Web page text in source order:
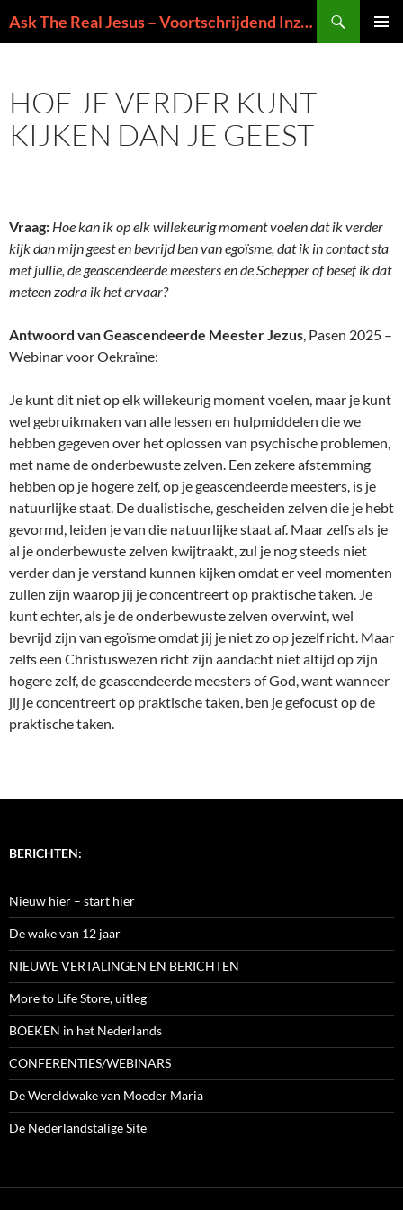
naar
Ask The Real Jesus – Voortschrijdend Inzicht in de Zin van het Leven
HOE JE VERDER KUNT
KIJKEN DAN JE GEEST
Vraag: Hoe kan ik op elk willekeurig moment voelen dat ik verder
kijk dan mijn geest en bevrijd ben van egoïsme, dat ik in contact sta
met jullie, de geascendeerde meesters en de Schepper of besef ik dat
meteen zodra ik het ervaar?
Antwoord van Geascendeerde Meester Jezus, Pasen 2025 –
Webinar voor Oekraïne:
Je kunt dit niet op elk willekeurig moment voelen, maar je kunt
wel gebruikmaken van alle lessen en hulpmiddelen die we
hebben gegeven over het oplossen van psychische problemen,
met name de onderbewuste zelven. Een zekere afstemming
hebben op je hogere zelf, op je geascendeerde meesters, is je
natuurlijke staat. De dualistische, gescheiden zelven die je hebt
gevormd, leiden je van die natuurlijke staat af. Maar zelfs als je
al je onderbewuste zelven kwijtraakt, zul je nog steeds niet
verder dan je verstand kunnen kijken omdat er veel momenten
zullen zijn waarop jij je concentreert op praktische taken. Je
kunt echter, als je de onderbewuste zelven overwint, wel
bevrijd zijn van egoïsme omdat jij je niet zo op jezelf richt. Maar
zelfs een Christuswezen richt zijn aandacht niet altijd op zijn
hogere zelf, de geascendeerde meesters of God, want wanneer
jij je concentreert op praktische taken, ben je gefocust op de
praktische taken.
BERICHTEN:
Nieuw hier – start hier
De wake van 12 jaar
NIEUWE VERTALINGEN EN BERICHTEN
More to Life Store, uitleg
BOEKEN in het Nederlands
CONFERENTIES/WEBINARS
De Wereldwake van Moeder Maria
De Nederlandstalige Site